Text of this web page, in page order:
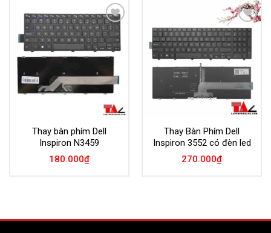
Add to
Wishlist
Thay bàn phím Dell
Inspiron N3459
180.000₫
Add to
Wishlist
Thay Bàn Phím Dell
Inspiron 3552 có đèn led
270.000₫